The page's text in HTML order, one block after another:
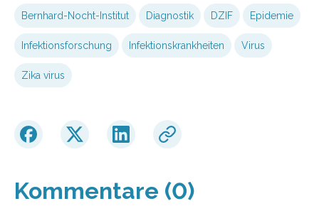
Bernhard-Nocht-Institut Diagnostik DZIF Epidemie
Infektionsforschung Infektionskrankheiten Virus
Zika virus
Kommentare (0)